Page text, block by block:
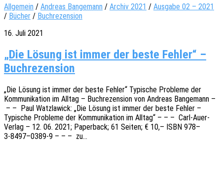
Allgemein / Andreas Bangemann / Archiv 2021 / Ausgabe 02 – 2021
/ Bücher / Buchrezension
16. Juli 2021
„Die Lösung ist immer der beste Fehler“ –
Buchrezension
„Die Lösung ist immer der beste Fehler“ Typi­sche Proble­me der
Kommu­ni­ka­ti­on im Alltag – Buch­re­zen­si­on von Andre­as Bange­mann –
– – Paul Watz­la­wick: „Die Lösung ist immer der beste Fehler –
Typi­sche Proble­me der Kommu­ni­ka­ti­on im Alltag“ – – – Carl-Auer-
Verlag – 12. 06. 2021; Paper­back; 61 Seiten; € 10,– ISBN 978–
3‑8497–0389‑9 – – – zu…